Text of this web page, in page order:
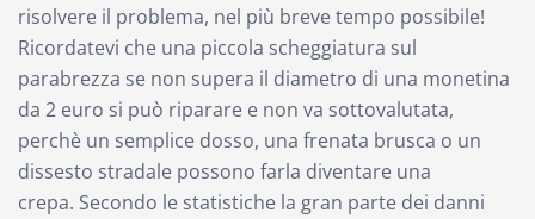
risolvere il problema, nel più breve tempo possibile!
Ricordatevi che una piccola scheggiatura sul
parabrezza se non supera il diametro di una monetina
da 2 euro si può riparare e non va sottovalutata,
perchè un semplice dosso, una frenata brusca o un
dissesto stradale possono farla diventare una
crepa. Secondo le statistiche la gran parte dei danni